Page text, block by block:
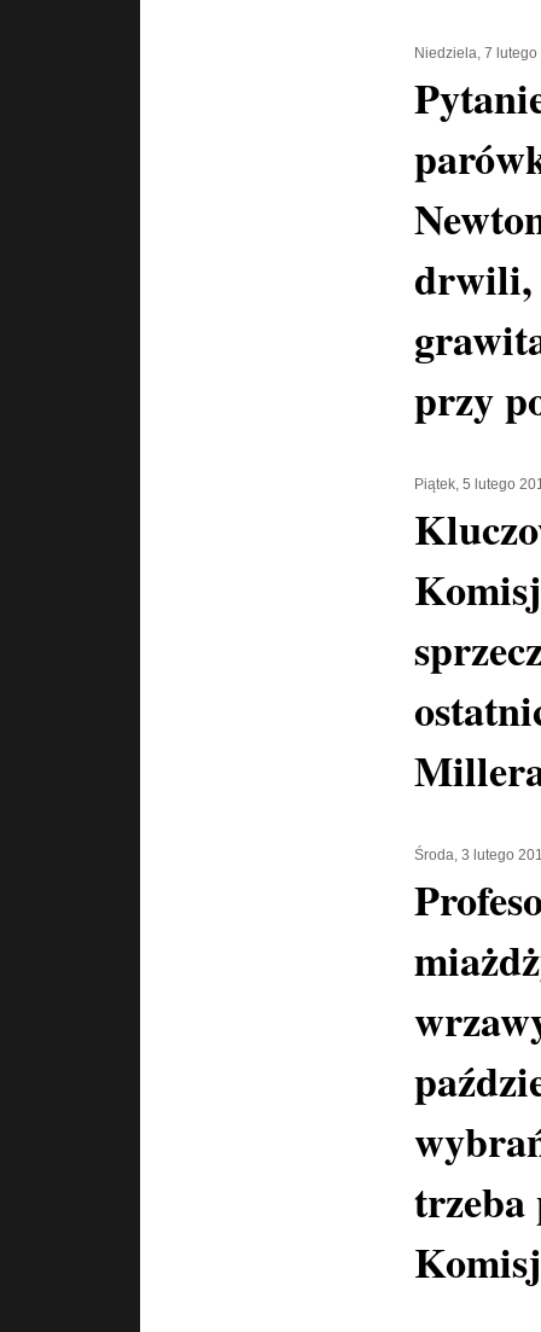
Niedziela, 7
drwili,
przy
Piątek, 5 lutego
Środa, 3 lutego
trzeba